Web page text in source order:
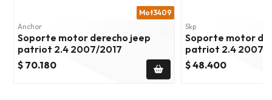
Mot3409
Anchor
Soporte motor derecho jeep
patriot 2.4 2007/2017
$ 70.180
Skp
Soporte motor
patriot 2.4 2007/
$ 48.400